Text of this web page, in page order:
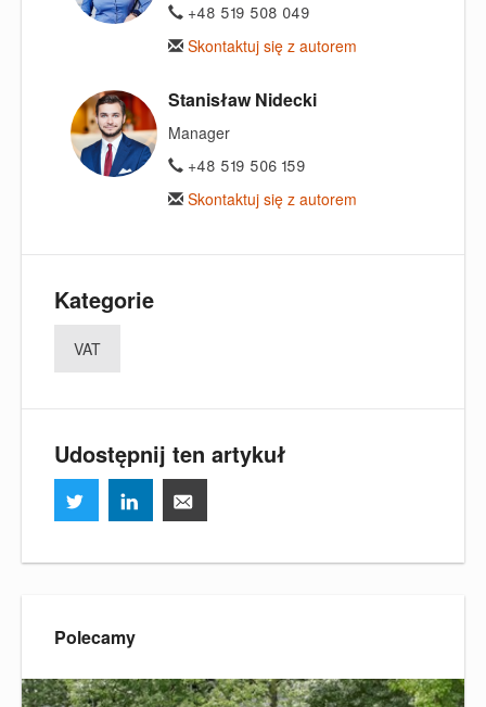
+48 519 508 049
Skontaktuj się z autorem
Stanisław Nidecki
Manager
+48 519 506 159
Skontaktuj się z autorem
Kategorie
VAT
Udostępnij ten artykuł
Polecamy